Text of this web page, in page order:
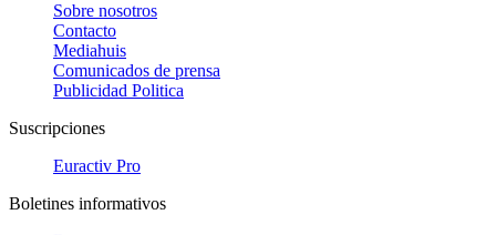
Sobre nosotros
Contacto
Mediahuis
Comunicados de prensa
Publicidad Politica
Suscripciones
Euractiv Pro
Boletines informativos